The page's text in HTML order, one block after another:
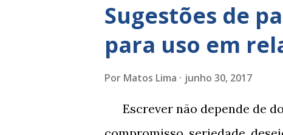
Sugestões de
para uso em
Por Matos Lima junho 30, 2017
Escrever não depende de